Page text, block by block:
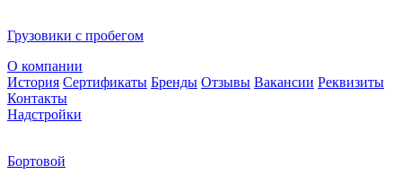
Грузовики с пробегом
О компании
История Сертификаты Бренды Отзывы Вакансии Реквизиты
Контакты
Надстройки
Бортовой